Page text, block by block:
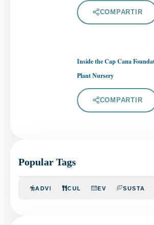
COMPARTIR
Inside the Cap Cana
Plant Nursery
COMPARTIR
Popular Tags
ADVENTURECULINARYEVENTS